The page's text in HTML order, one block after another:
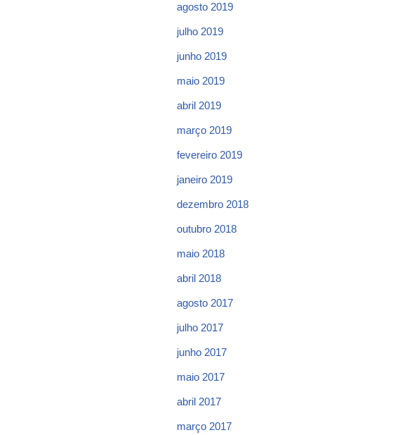
agosto 2019
julho 2019
junho 2019
maio 2019
abril 2019
março 2019
fevereiro 2019
janeiro 2019
dezembro 2018
outubro 2018
maio 2018
abril 2018
agosto 2017
julho 2017
junho 2017
maio 2017
abril 2017
março 2017